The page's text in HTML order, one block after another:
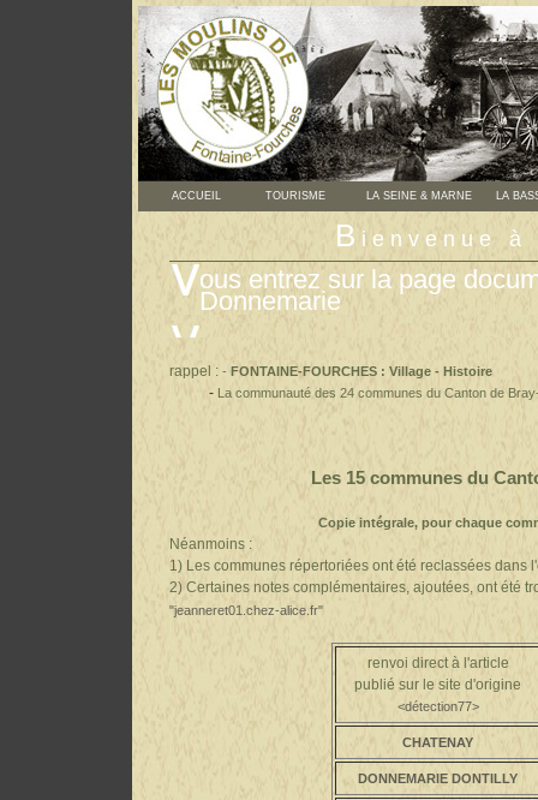
ACCUEIL TOURISME LA SEINE & MARNE LA
B ienvenue à
ous entrez sur la page
Donnemarie
rappel : - FONTAINE-FOURCHES : Village - Histoire
- La communauté des 24 communes du Canton de
Les 15 communes du
Copie intégrale, pour chaque
Néanmoins :
1) Les communes répertoriées ont été reclassées dans
2) Certaines notes complémentaires, ajoutées, ont été
"jeanneret01.chez-alice.fr"
renvoi direct à l'article
publié sur le site d'origine
<détection77>
CHATENAY
DONNEMARIE DONTILLY